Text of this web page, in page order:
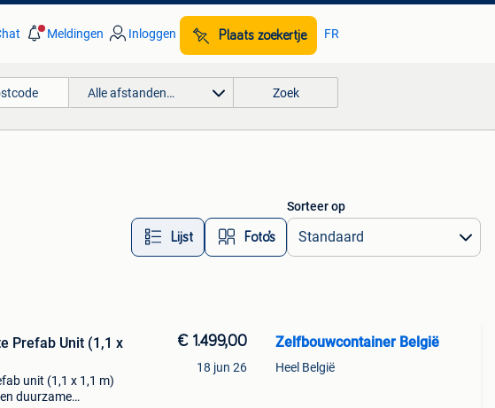
Meldingen Inloggen Plaats zoekertje FR
Alle afstanden… Zoek
Lijst Foto’s
Sorteer op
Prefab Unit (1,1 x
unit (1,1 x 1,1 m)
duurzame
€ 1.499,00
18 jun 26
Zelfbouwcontainer België
Heel België